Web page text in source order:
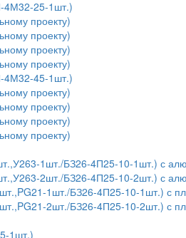
4М32-25-1шт.)
проекту)
проекту)
проекту)
проекту)
4М32-45-1шт.)
проекту)
проекту)
проекту)
проекту)
1шт./БЗ26-4П25-10-1шт.) с
2шт./БЗ26-4П25-10-2шт.) с
1шт./БЗ26-4П25-10-1шт.) с
2шт./БЗ26-4П25-10-2шт.) с
1шт.)